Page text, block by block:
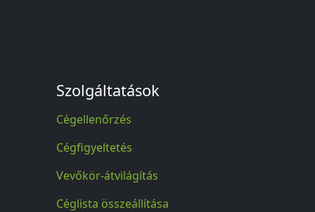
Szolgáltatások
Cégellenőrzés
Cégfigyeltetés
Vevőkör-átvilágítás
Céglista összeállítása